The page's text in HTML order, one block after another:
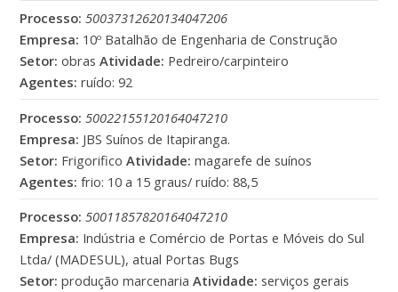
Processo: 50037312620134047206
Empresa: 10º Batalhão de Engenharia de Construção
Setor: obras Atividade: Pedreiro/carpinteiro
Agentes: ruído: 92
Processo: 50022155120164047210
Empresa: JBS Suínos de Itapiranga.
Setor: Frigorifico Atividade: magarefe de suínos
Agentes: frio: 10 a 15 graus/ ruído: 88,5
Processo: 50011857820164047210
Empresa: Indústria e Comércio de Portas e Móveis do Sul
Ltda/ (MADESUL), atual Portas Bugs
Setor: produção marcenaria Atividade: serviços gerais